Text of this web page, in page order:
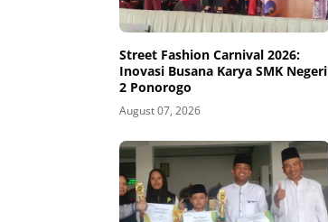
Street Fashion Carnival 2026:
Inovasi Busana Karya SMK Negeri
2 Ponorogo
August 07, 2026